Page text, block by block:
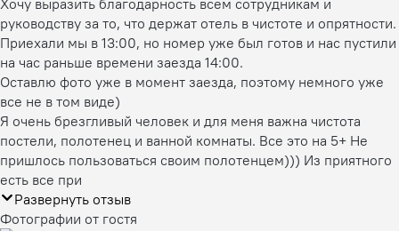
руководству за то, что держат отель в чистоте и опрятности.
Приехали мы в 13:00, но номер уже был готов и нас пустили
на час раньше времени заезда 14:00.
Оставлю фото уже в момент заезда, поэтому немного уже
все не в том виде)
Я очень брезгливый человек и для меня важна чистота
постели, полотенец и ванной комнаты. Все это на 5+ Не
пришлось пользоваться своим полотенцем))) Из приятного
есть все при
Развернуть отзыв
Фотографии от гостя